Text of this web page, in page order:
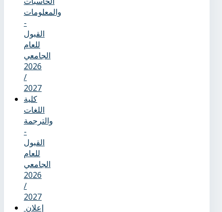
والمعلومات
-
القبول
للعام
الجامعي
2026
/
2027
كلية
اللغات
والترجمة
-
القبول
للعام
الجامعي
2026
/
2027